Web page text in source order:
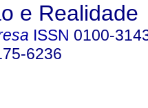
e Realidade
ISSN 0100-
6236